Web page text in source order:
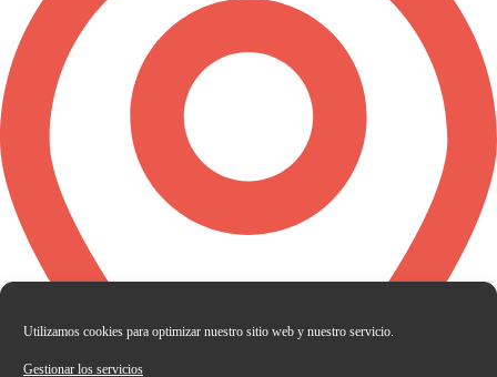
Utilizamos cookies para optimizar nuestro sitio web y nuestro servicio.
Gestionar los servicios